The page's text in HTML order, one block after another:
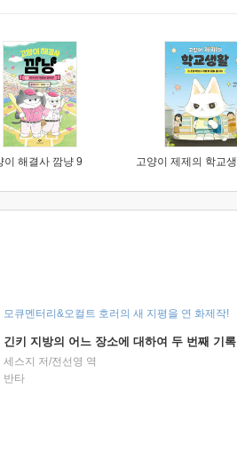
이 해결사 깜냥 9
모큐멘터리&오컬트 호러의 새 지평을 연 화제작!
긴키 지방의 어느 장소에 대하여 두 번째 기록
세스지 저/전선영 역
반타